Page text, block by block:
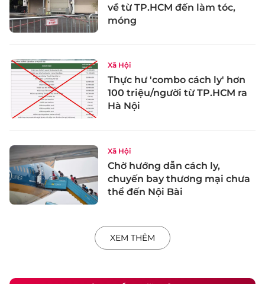
về từ TP.HCM đến làm tóc,
móng
Xã Hội
Thực hư 'combo cách ly' hơn
100 triệu/người từ TP.HCM ra
Hà Nội
Xã Hội
Chờ hướng dẫn cách ly,
chuyến bay thương mại chưa
thể đến Nội Bài
XEM THÊM